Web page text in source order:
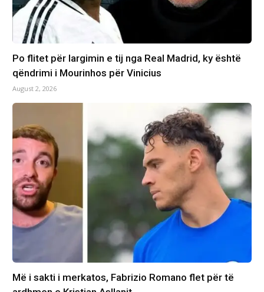
Po flitet për largimin e tij nga Real Madrid, ky është
qëndrimi i Mourinhos për Vinicius
August 2, 2026
Më i sakti i merkatos, Fabrizio Romano flet për të